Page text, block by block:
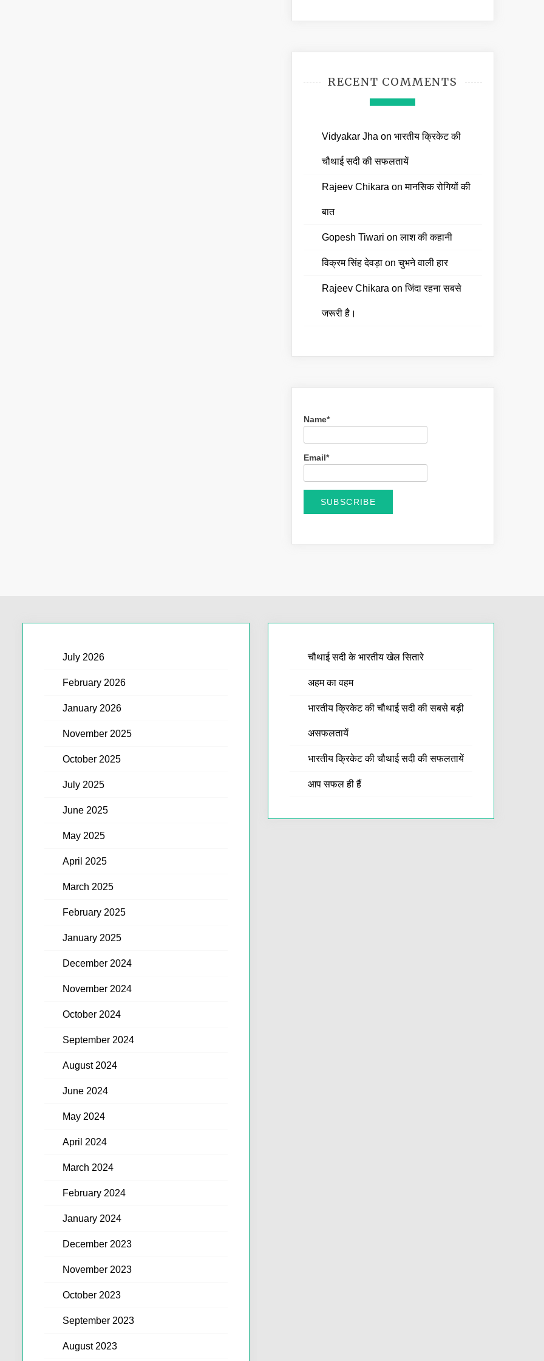
RECENT COMMENTS
Vidyakar Jha on भारतीय क्रिकेट की
चौथाई सदी की सफलतायें
Rajeev Chikara onमानसिक रोगियों की
बात
Gopesh Tiwari onलाश की कहानी
विक्रम सिंह देवड़ाonचुभने वाली हार
Rajeev Chikara onजिंदा रहना सबसे
जरूरी है।
Name*
Email*
July 2026
February 2026
January 2026
November 2025
October 2025
July 2025
June 2025
May 2025
April 2025
March 2025
February 2025
January 2025
December 2024
November 2024
October 2024
September 2024
August 2024
June 2024
May 2024
April 2024
March 2024
February 2024
January 2024
December 2023
November 2023
October 2023
September 2023
August 2023
चौथाई सदी के भारतीय खेल सितारे
अहम का वहम
भारतीय क्रिकेट की चौथाई सदी की सबसे बड़ी
असफलतायें
भारतीय क्रिकेट की चौथाई सदी की सफलतायें
आप सफल ही हैं